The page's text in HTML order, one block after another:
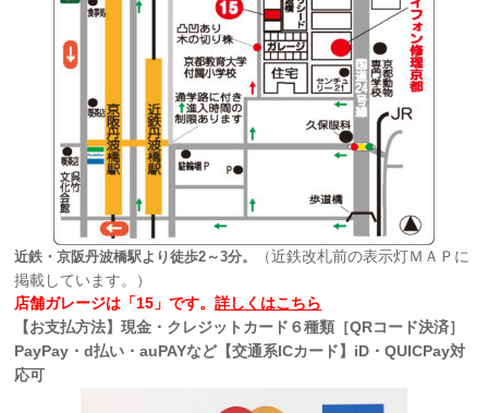
近鉄・京阪丹波橋駅より徒歩2～3分。
（近鉄改札前の表示灯ＭＡＰに
掲載しています。）
店舗ガレージは「15」です。詳しくはこちら
【お支払方法】現金・クレジットカード６種類［QRコード決済］
PayPay・d払い・auPAYなど【交通系ICカード】iD・QUICPay対
応可